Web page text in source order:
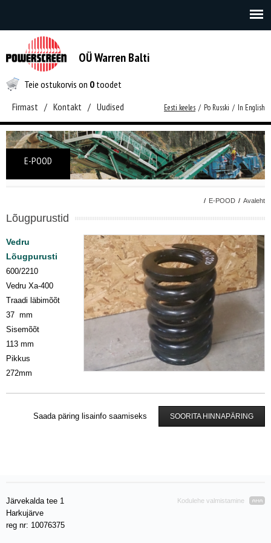
OÜ Warren Balti
Teie ostukorvis on 0 toodet
Firmast / Kontakt / Uudised Eesti keeles / Po Russki / In English
E-POOD
/ E-POOD / Avaleht
Lõugpurustid
Vedru
Lõugpurusti
600/2210
Vedru Xa-400
Traadi läbimõõt
37 mm
Sisemõõt
113 mm
Pikkus
272mm
Saada päring lisainfo saamiseks SOORITA HINNAPÄRING
Järvekalda tee 1
Harkujärve
reg nr: 10076375
Kodulehe valmistamine